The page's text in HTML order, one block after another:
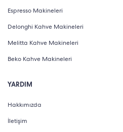
Espresso Makineleri
Delonghi Kahve Makineleri
Melitta Kahve Makineleri
Beko Kahve Makineleri
YARDIM
Hakkımızda
İletişim